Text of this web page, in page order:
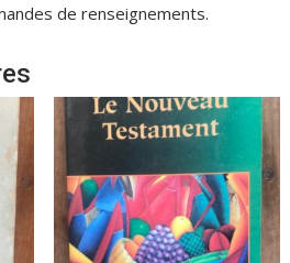
de renseignements.